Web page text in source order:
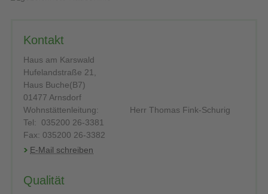
Kontakt
Haus am Karswald
Hufelandstraße 21,
Haus Buche(B7)
01477 Arnsdorf
Wohnstättenleitung: Herr Thomas Fink-Schurig
Tel: 035200 26-3381
Fax: 035200 26-3382
E-Mail schreiben
Qualität